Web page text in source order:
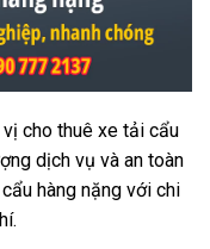
cho thuê xe tải cẩu
dịch vụ và an toàn
hàng nặng với chi